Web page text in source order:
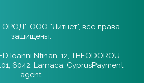
ООО "Литнет", все права
защищены.
Ioanni Ntinan, 12, THEODOROU
6042, Larnaca, CyprusPayment
agent